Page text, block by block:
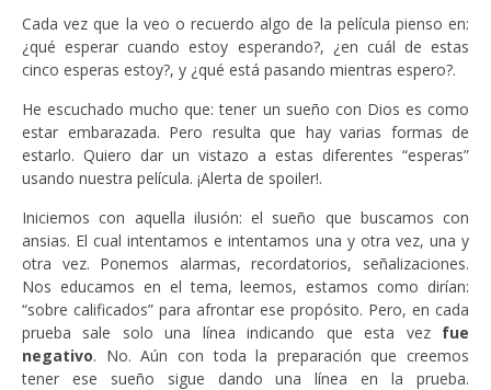
Cada vez que la veo o recuerdo algo de la película pienso en:
¿qué esperar cuando estoy esperando?, ¿en cuál de estas
cinco esperas estoy?, y ¿qué está pasando mientras espero?.
He escuchado mucho que: tener un sueño con Dios es como
estar embarazada. Pero resulta que hay varias formas de
estarlo. Quiero dar un vistazo a estas diferentes “esperas”
usando nuestra película. ¡Alerta de spoiler!.
Iniciemos con aquella ilusión: el sueño que buscamos con
ansias. El cual intentamos e intentamos una y otra vez, una y
otra vez. Ponemos alarmas, recordatorios, señalizaciones.
Nos educamos en el tema, leemos, estamos como dirían:
“sobre calificados” para afrontar ese propósito. Pero, en cada
prueba sale solo una línea indicando que esta vez fue
negativo. No. Aún con toda la preparación que creemos
tener ese sueño sigue dando una línea en la prueba.